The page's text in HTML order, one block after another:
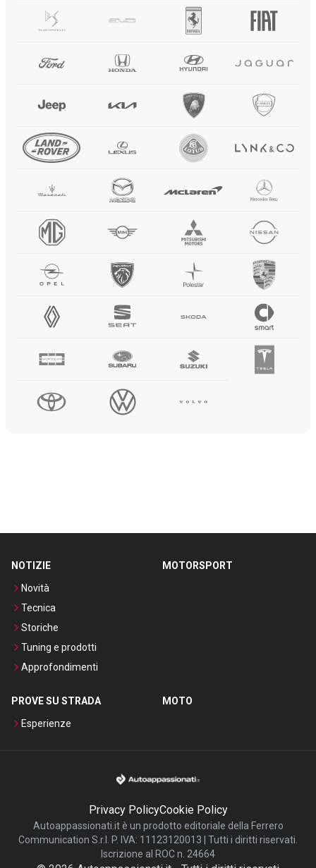
NOTIZIE
Novità
Tecnica
Storiche
Tuning e prodotti
Approfondimenti
MOTORSPORT
PROVE SU STRADA
Esperienze
MOTO
Privacy PolicyCookie Policy
Autoappassionati.it è un prodotto editoriale della Ferrero
Communication S.r.l. P. IVA: 11123120013 | Tutti i diritti riservati.
Iscrizione al ROC n. 24664